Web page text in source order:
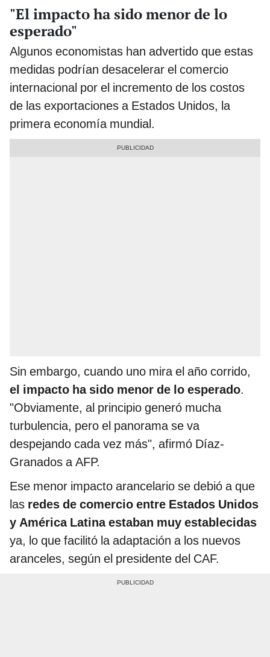
"El impacto ha sido menor de lo
esperado"
Algunos economistas han advertido que estas
medidas podrían desacelerar el comercio
internacional por el incremento de los costos
de las exportaciones a Estados Unidos, la
primera economía mundial.
Sin embargo, cuando uno mira el año corrido,
el impacto ha sido menor de lo esperado.
"Obviamente, al principio generó mucha
turbulencia, pero el panorama se va
despejando cada vez más", afirmó Díaz-
Granados a AFP.
Ese menor impacto arancelario se debió a que
las redes de comercio entre Estados Unidos
y América Latina estaban muy establecidas
ya, lo que facilitó la adaptación a los nuevos
aranceles, según el presidente del CAF.